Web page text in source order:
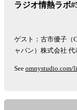
ラジオ情熱ラボ
ゲスト：古市優子（
ャパン）株式会社 代
See omnystudio.com/